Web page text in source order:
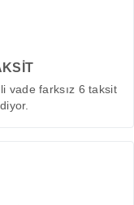
vade farksız 6 taksit